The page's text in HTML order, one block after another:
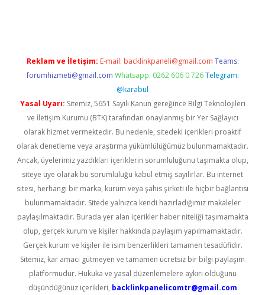
Reklam ve İletişim: E-mail: backlinkpaneli@gmail.com Teams:
forumhizmeti@gmail.com Whatsapp: 0262 606 0 726 Telegram:
@karabul
Yasal Uyarı: Sitemiz, 5651 Sayılı Kanun gereğince Bilgi Teknolojileri
ve İletişim Kurumu (BTK) tarafından onaylanmış bir Yer Sağlayıcı
olarak hizmet vermektedir. Bu nedenle, sitedeki içerikleri proaktif
olarak denetleme veya araştırma yükümlülüğümüz bulunmamaktadır.
Ancak, üyelerimiz yazdıkları içeriklerin sorumluluğunu taşımakta olup,
siteye üye olarak bu sorumluluğu kabul etmiş sayılırlar. Bu internet
sitesi, herhangi bir marka, kurum veya şahıs şirketi ile hiçbir bağlantısı
bulunmamaktadır. Sitede yalnızca kendi hazırladığımız makaleler
paylaşılmaktadır. Burada yer alan içerikler haber niteliği taşımamakta
olup, gerçek kurum ve kişiler hakkında paylaşım yapılmamaktadır.
Gerçek kurum ve kişiler ile isim benzerlikleri tamamen tesadüfidir.
Sitemiz, kar amacı gütmeyen ve tamamen ücretsiz bir bilgi paylaşım
platformudur. Hukuka ve yasal düzenlemelere aykırı olduğunu
düşündüğünüz içerikleri, backlinkpanelicomtr@gmail.com